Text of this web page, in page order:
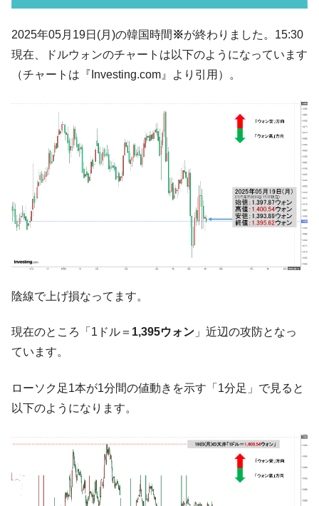
韓国「2026年07月の輸出入」絶好調。半導
体だけで410億ドル、輸出全体の41％もある
や、若者に起業させよう」⇒ どんな雇用対策だソレ。
『Money1』
【韓国の外貨準備】2026年07月は4,279億ド
ル。外平債の発行「19.4億ドル」
『Money1』
韓国「ここは北朝鮮なのか。選管がサーバ
ーにウソのデータを入力したのは明白だ」
『Money1』
韓国･李在明さっそく不動産対策で浅薄な発
言。
『Money1』
韓国は「中国と同じく」投資に不適格な国
『Money1』
『韓国銀行』が「金の保有量を増やしま
『Money1』
韓国･外為取引量「1日当たり1,214.4億ド
『Money1』
韓国･帰ってきた李在明。李在明を支持しな
い「50.5％」に上昇
『Money1』
韓国大統領府ボンクラ政策室長が告発され
た ⇒ 国家が行った恐るべき株価操作であり、空前の国政壟
断
『Money1』
韓国･警察職員が「丸刈りになって抗議活
『Money1』
中国だけが鉄鋼輸出を異常増加させる ⇒ 中
国の過剰生産が世界を蝕む。
2025年05月19日(月)の韓国時間 ※が終わりました。15:30
現在、ドルウォンのチャートは以下のようになっています
（チャートは『Investing.com』より引用）。
陰線で上げ損なってます。
現在のところ「1ドル＝ 1,395ウォン 」近辺の攻防となっ
ています。
ローソク足1本が1分間の値動きを示す「1分足」で見ると
以下のようになります。